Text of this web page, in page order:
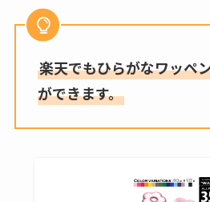
楽天でもひらがなワッペ
ができます。